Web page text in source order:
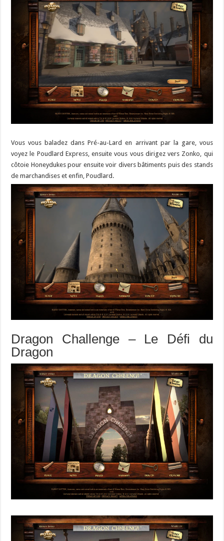
Vous vous baladez dans Pré-au-Lard en arrivant par la gare, vous
voyez le Poudlard Express, ensuite vous vous dirigez vers Zonko, qui
côtoie Honeydukes pour ensuite voir divers bâtiments puis des stands
de marchandises et enfin, Poudlard.
Dragon Challenge – Le Défi du
Dragon